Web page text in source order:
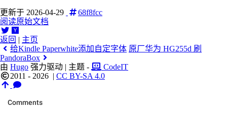
更新于 2026-04-29
68f8fcc
阅读原始文档
返回 | 主页
给Kindle Paperwhite添加自定字体 原厂华为 HG255d 刷
PandoraBox
由 Hugo 强力驱动 | 主题 -
CodeIT
2011 - 2026 | CC BY-SA 4.0